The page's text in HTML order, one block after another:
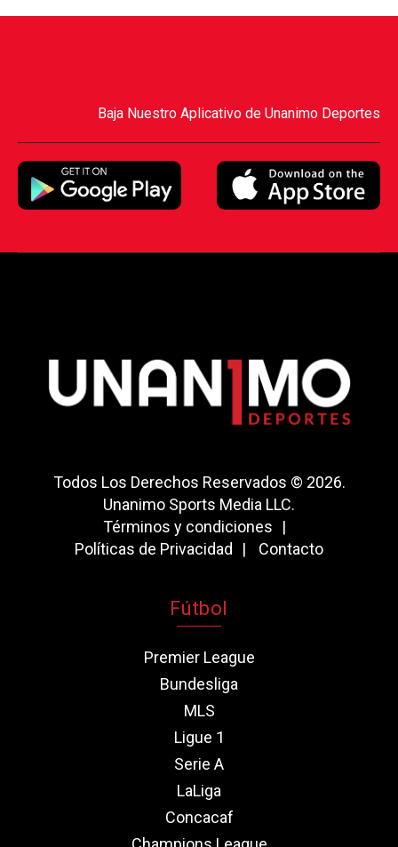
Baja Nuestro Aplicativo de Unanimo Deportes
Todos Los Derechos Reservados © 2026.
Unanimo Sports Media LLC.
Términos y condiciones
Políticas de Privacidad
Contacto
Fútbol
Premier League
Bundesliga
MLS
Ligue 1
Serie A
LaLiga
Concacaf